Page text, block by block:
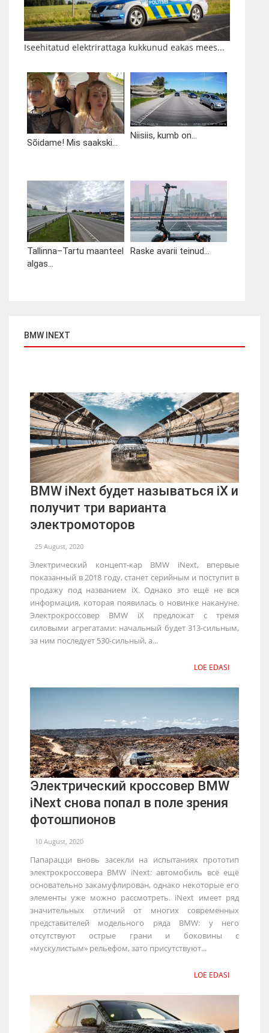
Iseehitatud elektrirattaga kukkunud eakas mees...
Sõidame! Mis saakski...
Niisiis, kumb on...
Tallinna–Tartu maanteel
algas...
Raske avarii teinud...
BMW INEXT
BMW iNext будет называться iX и
получит три варианта
электромоторов
25 August, 2020
Электрический концепт-кар BMW iNext, впервые
показанный в 2018 году, станет серийным и поступит в
продажу под названием iX. Однако это ещё не вся
информация, которая появилась о новинке накануне.
Электрокроссовер BMW iX предложат с тремя
силовыми агрегатами: начальный будет 313-сильным,
за ним последует 530-сильный, а...
LOE EDASI
Электрический кроссовер BMW
iNext снова попал в поле зрения
фотошпионов
10 August, 2020
Папарацци вновь засекли на испытаниях прототип
электрокроссовера BMW iNext: автомобиль всё ещё
основательно закамуфлирован, однако некоторые его
элементы уже можно рассмотреть. iNext имеет ряд
значительных отличий от многих современных
представителей модельного ряда BMW: у него
отсутствуют острые грани и боковины с
«мускулистым» рельефом, зато присутствуют...
LOE EDASI